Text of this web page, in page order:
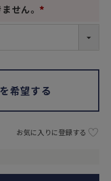
せん。
希望する
お気に入りに登録する